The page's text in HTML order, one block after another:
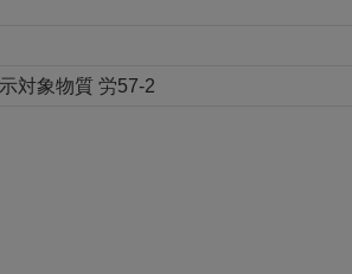
対象物質 労57-2